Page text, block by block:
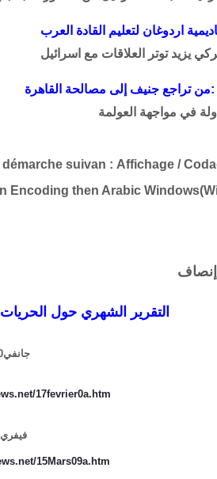
اردوغان لتعليم القادة العرب
يزيد توتر العلاقات مع اسرائيل
تراجع جنيف إلى مصالحة القاهرة
في مواجهة العولمة
suivan : Affichage /
Encoding then Arabic Windows)
التقرير الشهري حول
جانفي200
17fevrier0a.htm
فيفري
15Mars09a.htm